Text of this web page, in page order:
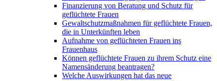
Finanzierung von Beratung und Schutz für
geflüchtete Frauen
Gewaltschutzmaßnahmen für geflüchtete Frauen,
die in Unterkünften leben
Aufnahme von geflüchteten Frauen ins
Frauenhaus
Können geflüchtete Frauen zu ihrem Schutz eine
Namensänderung beantragen?
Welche Auswirkungen hat das neue